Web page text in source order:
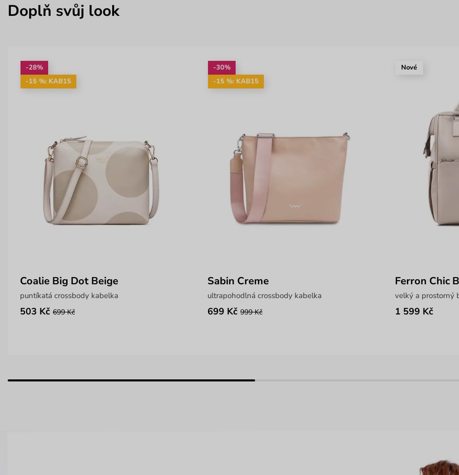
Doplň svůj look
-28%
-15 %: KAB15
Coalie Big Dot Beige
puntíkatá crossbody kabelka
503 Kč 699 Kč
-30%
-15 %: KAB15
Sabin Creme
ultrapohodlná crossbody kabelka
699 Kč 999 Kč
Nové
Ferron Chic
velký a prostorný
1 599 Kč